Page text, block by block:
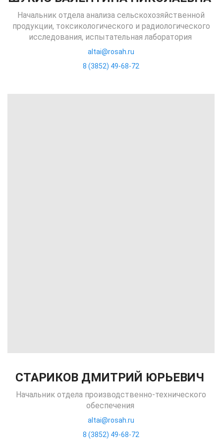
Начальник отдела анализа сельскохозяйственной
продукции, токсикологического и радиологического
исследования, испытательная лаборатория
altai@rosah.ru
8 (3852) 49-68-72
СТАРИКОВ ДМИТРИЙ ЮРЬЕВИЧ
Начальник отдела производственно-технического
обеспечения
altai@rosah.ru
8 (3852) 49-68-72